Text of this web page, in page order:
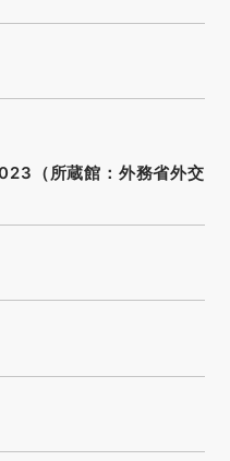
（所蔵館：外務省外交